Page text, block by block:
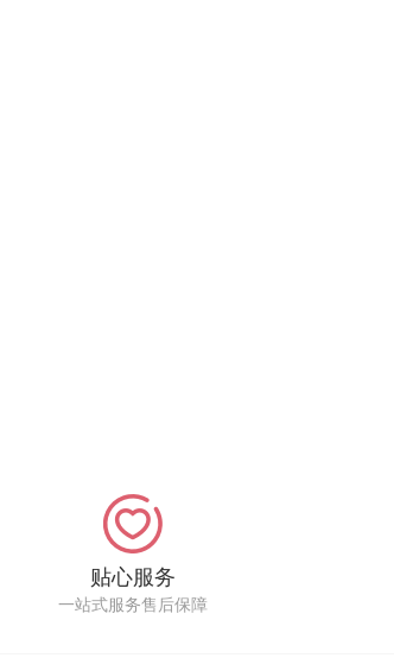
贴心服务
一站式服务售后保障